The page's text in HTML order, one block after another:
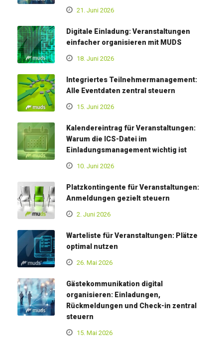
21. Juni 2026
Digitale Einladung: Veranstaltungen
einfacher organisieren mit MUDS
18. Juni 2026
Integriertes Teilnehmermanagement:
Alle Eventdaten zentral steuern
15. Juni 2026
Kalendereintrag für Veranstaltungen:
Warum die ICS-Datei im
Einladungsmanagement wichtig ist
10. Juni 2026
Platzkontingente für Veranstaltungen:
Anmeldungen gezielt steuern
2. Juni 2026
Warteliste für Veranstaltungen: Plätze
optimal nutzen
26. Mai 2026
Gästekommunikation digital
organisieren: Einladungen,
Rückmeldungen und Check-in zentral
steuern
15. Mai 2026